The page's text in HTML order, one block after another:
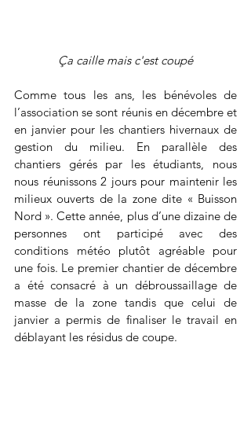
Ça caille mais c'est coupé
Comme tous les ans, les bénévoles de
l’association se sont réunis en décembre et
en janvier pour les chantiers hivernaux de
gestion du milieu. En parallèle des
chantiers gérés par les étudiants, nous
nous réunissons 2 jours pour maintenir les
milieux ouverts de la zone dite « Buisson
Nord ». Cette année, plus d’une dizaine de
personnes ont participé avec des
conditions météo plutôt agréable pour
une fois. Le premier chantier de décembre
a été consacré à un débroussaillage de
masse de la zone tandis que celui de
janvier a permis de finaliser le travail en
déblayant les résidus de coupe.